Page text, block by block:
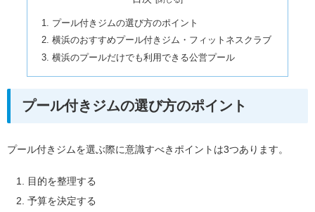
プール付きジムの選び方のポイント
横浜のおすすめプール付きジム・フィットネスクラブ
横浜のプールだけでも利用できる公営プール
プール付きジムの選び方のポイント
プール付きジムを選ぶ際に意識すべきポイントは3つあります。
目的を整理する
予算を決定する